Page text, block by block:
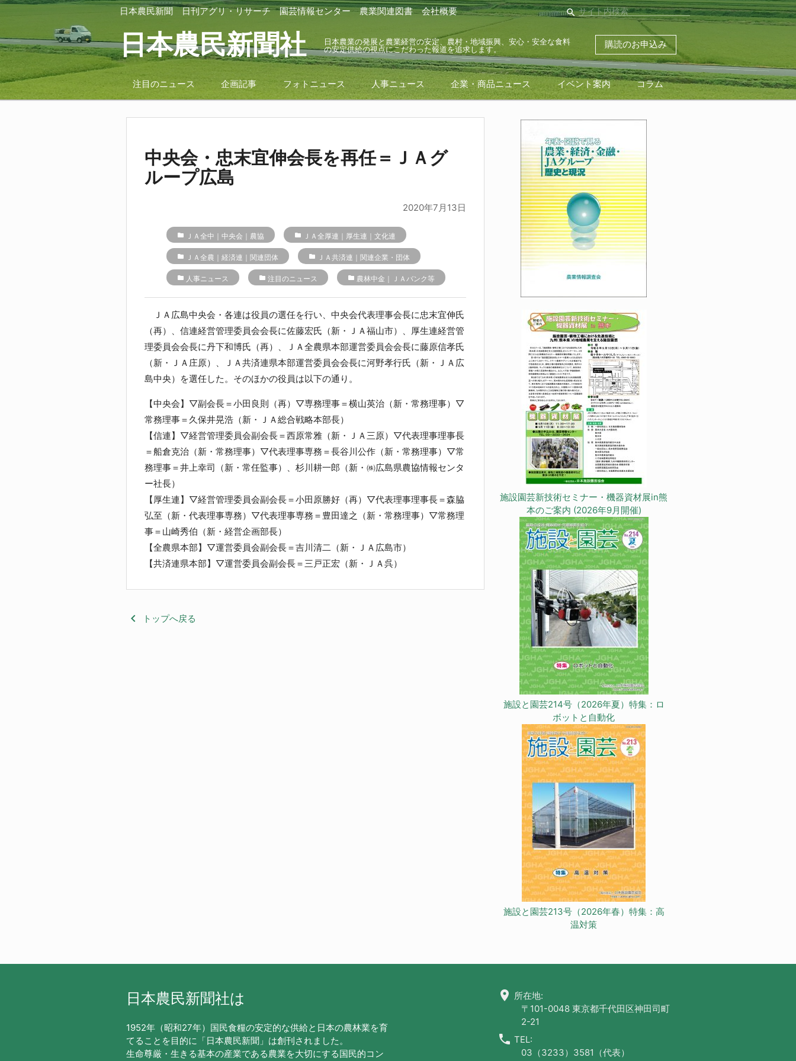
日本農民新聞 日刊アグリ・リサーチ 園芸情報センター 農業関連図書 会社概要 search
日本農民新聞社
日本農業の発展と農業経営の安定、農村・地域振興、安心・安全な食料
の安定供給の視点にこだわった報道を追求します。
購読のお申込み
注目のニュース 企画記事 フォトニュース 人事ニュース 企業・商品ニュース イベント案内 コラム
中央会・忠末宜伸会長を再任＝ＪＡグ
ループ広島
2020年7月13日
folder ＪＡ全中｜中央会｜農協 folder ＪＡ全厚連｜厚生連｜文化連
folder ＪＡ全農｜経済連｜関連団体 folder ＪＡ共済連｜関連企業・団体
folder 人事ニュース folder 注目のニュース folder 農林中金｜ＪＡバンク等
ＪＡ広島中央会・各連は役員の選任を行い、中央会代表理事会長に忠末宜伸氏
（再）、信連経営管理委員会会長に佐藤宏氏（新・ＪＡ福山市）、厚生連経営管
理委員会会長に丹下和博氏（再）、ＪＡ全農県本部運営委員会会長に藤原信孝氏
（新・ＪＡ庄原）、ＪＡ共済連県本部運営委員会会長に河野孝行氏（新・ＪＡ広
島中央）を選任した。そのほかの役員は以下の通り。
【中央会】▽副会長＝小田良則（再）▽専務理事＝横山英治（新・常務理事）▽
常務理事＝久保井晃浩（新・ＪＡ総合戦略本部長）
【信連】▽経営管理委員会副会長＝西原常雅（新・ＪＡ三原）▽代表理事理事長
＝船倉克治（新・常務理事）▽代表理事専務＝長谷川公作（新・常務理事）▽常
務理事＝井上幸司（新・常任監事）、杉川耕一郎（新・㈱広島県農協情報センタ
ー社長）
【厚生連】▽経営管理委員会副会長＝小田原勝好（再）▽代表理事理事長＝森脇
弘至（新・代表理事専務）▽代表理事専務＝豊田達之（新・常務理事）▽常務理
事＝山崎秀伯（新・経営企画部長）
【全農県本部】▽運営委員会副会長＝吉川清二（新・ＪＡ広島市）
【共済連県本部】▽運営委員会副会長＝三戸正宏（新・ＪＡ呉）
keyboard_arrow_left トップへ戻る
施設園芸新技術セミナー・機器資材展in熊
本のご案内 (2026年9月開催)
施設と園芸214号（2026年夏）特集：ロ
ボットと自動化
施設と園芸213号（2026年春）特集：高
温対策
日本農民新聞社は
1952年（昭和27年）国民食糧の安定的な供給と日本の農林業を育
てることを目的に「日本農民新聞」は創刊されました。
生命尊厳・生きる基本の産業である農業を大切にする国民的コン
location_on 所在地:
〒101-0048 東京都千代田区神田司町
2-21
call TEL:
03（3233）3581（代表）